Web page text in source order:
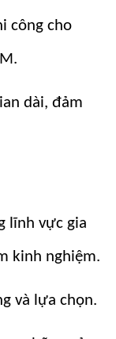
công cho
dài, đảm
lĩnh vực gia
kinh nghiệm.
và lựa chọn.